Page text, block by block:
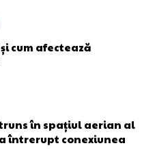
cum afectează
în spațiul aerian al
întrerupt conexiunea